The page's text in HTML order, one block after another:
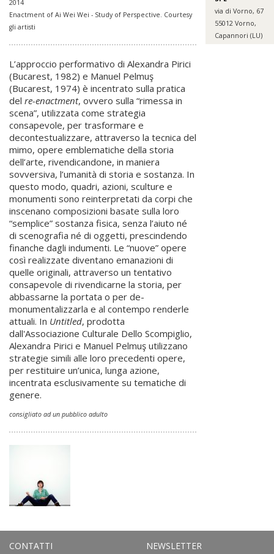
2014
Enactment of Ai Wei Wei - Study of Perspective. Courtesy
gli artisti
L’approccio performativo di Alexandra Pirici
(Bucarest, 1982) e Manuel Pelmuş
(Bucarest, 1974) è incentrato sulla pratica
del re-enactment, ovvero sulla “rimessa in
scena”, utilizzata come strategia
consapevole, per trasformare e
decontestualizzare, attraverso la tecnica del
mimo, opere emblematiche della storia
dell’arte, rivendicandone, in maniera
sovversiva, l’umanità di storia e sostanza. In
questo modo, quadri, azioni, sculture e
monumenti sono reinterpretati da corpi che
inscenano composizioni basate sulla loro
“semplice” sostanza fisica, senza l’aiuto né
di scenografia né di oggetti, prescindendo
finanche dagli indumenti. Le “nuove” opere
così realizzate diventano emanazioni di
quelle originali, attraverso un tentativo
consapevole di rivendicarne la storia, per
abbassarne la portata o per de-
monumentalizzarla e al contempo renderle
attuali. In Untitled, prodotta
dall'Associazione Culturale Dello Scompiglio,
Alexandra Pirici e Manuel Pelmuş utilizzano
strategie simili alle loro precedenti opere,
per restituire un’unica, lunga azione,
incentrata esclusivamente su tematiche di
genere.
consigliato ad un pubblico adulto
via di Vorno, 67
55012 Vorno,
Capannori (LU)
CONTATTI
NEWSLETTER